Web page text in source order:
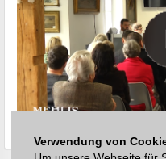
Verwendung von